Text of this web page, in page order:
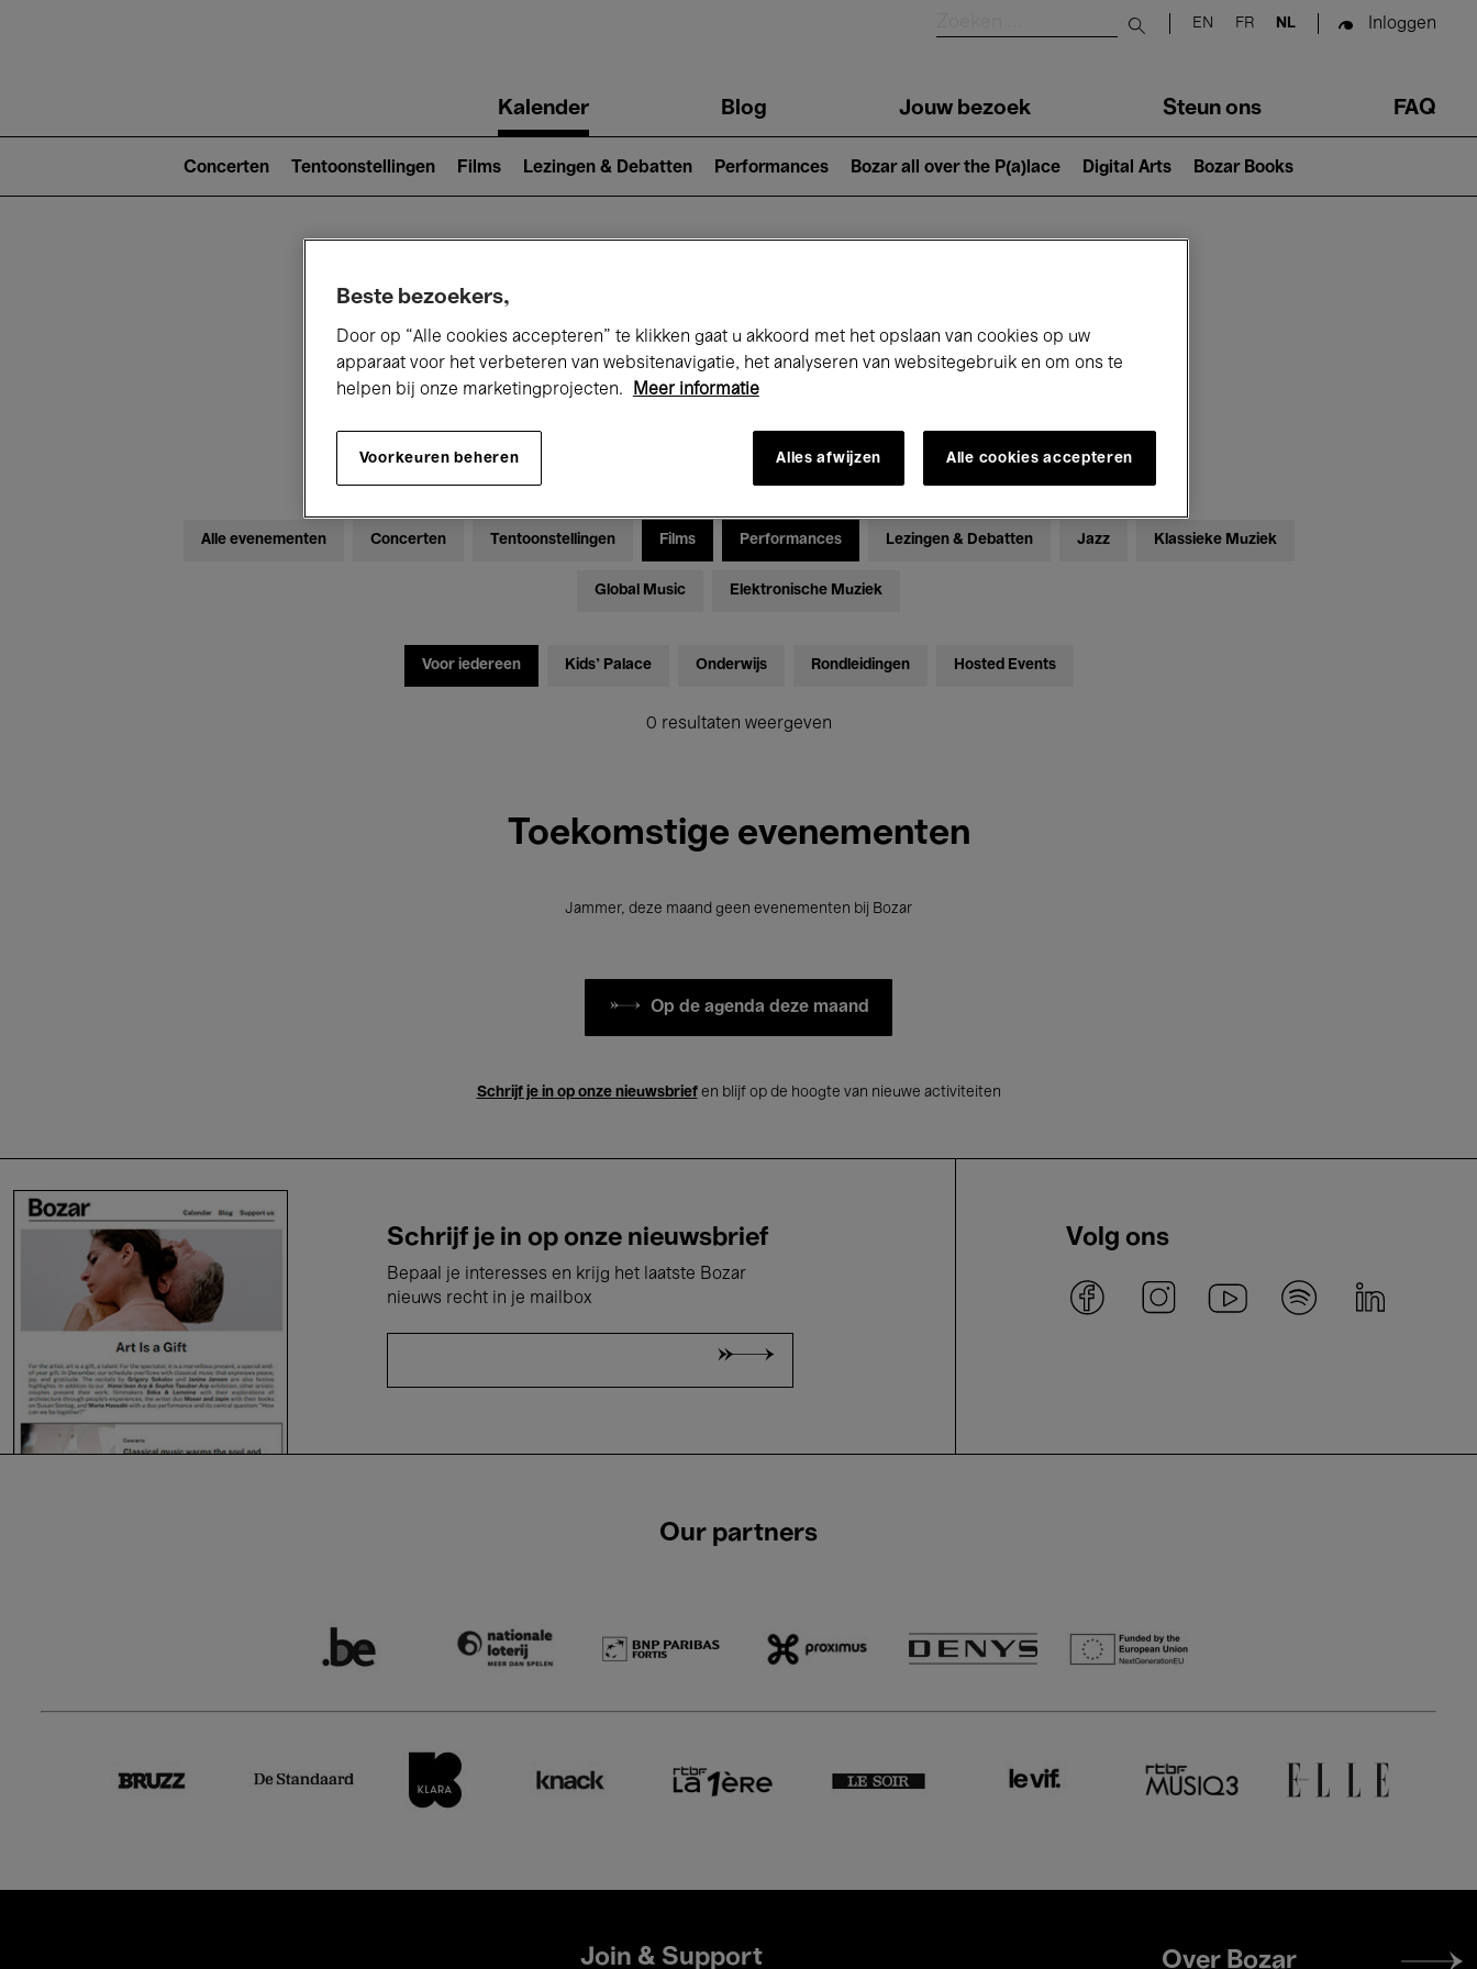
Submit search
EN FR NL Inloggen
navigationKalender Blog Jouw bezoek Steun ons FAQ
2)
Concerten Tentoonstellingen Films Lezingen & Debatten Performances Bozar all over the P(a)lace Digital Arts Bozar Books
Alle evenementen Concerten Tentoonstellingen Films Performances Lezingen & Debatten Jazz Klassieke Muziek
Global Music Elektronische Muziek
Voor iedereen Kids’ Palace Onderwijs Rondleidingen Hosted Events
0 resultaten weergeven
Toekomstige evenementen
Jammer, deze maand geen evenementen bij Bozar
Op de agenda deze maand
Schrijf je in op onze nieuwsbriefen blijf op de hoogte van nieuwe activiteiten
Schrijf je in op onze nieuwsbrief
Bepaal je interesses en krijg het laatste Bozar
nieuws recht in je mailbox
Volg ons
Our partners
Join & Support
Footer
Over Bozar
Beste bezoekers,
Door op “Alle cookies accepteren” te klikken gaat u akkoord met het opslaan van cookies op uw
apparaat voor het verbeteren van websitenavigatie, het analyseren van websitegebruik en om ons te
helpen bij onze marketingprojecten.
Meer informatie
Voorkeuren beheren Alles afwijzen Alle cookies accepteren